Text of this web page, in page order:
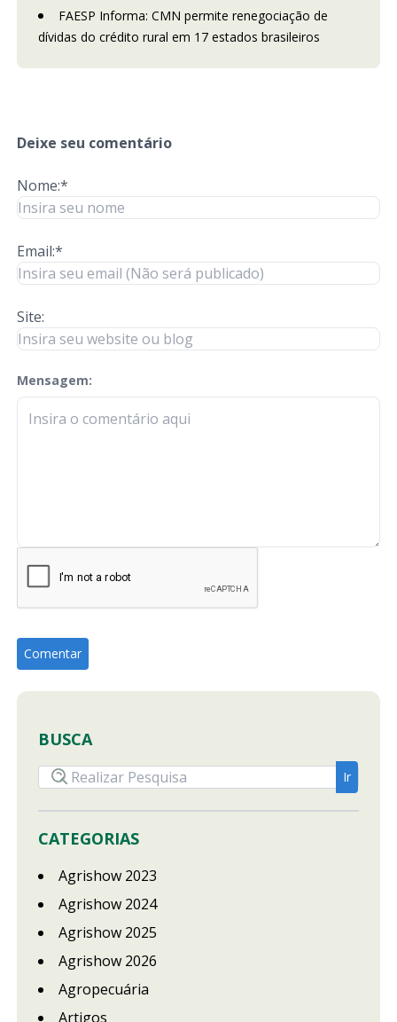
FAESP Informa: CMN permite renegociação de
dívidas do crédito rural em 17 estados brasileiros
Deixe seu comentário
Nome:*
Email:*
Site:
Mensagem:
check-terms
BUSCA
CATEGORIAS
Agrishow 2023
Agrishow 2024
Agrishow 2025
Agrishow 2026
Agropecuária
Artigos